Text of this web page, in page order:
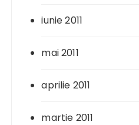
iunie 2011
mai 2011
aprilie 2011
martie 2011